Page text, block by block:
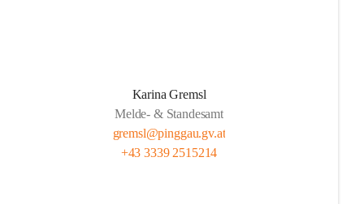
Karina Gremsl
Melde- & Standesamt
gremsl@pinggau.gv.at
+43 3339 2515214